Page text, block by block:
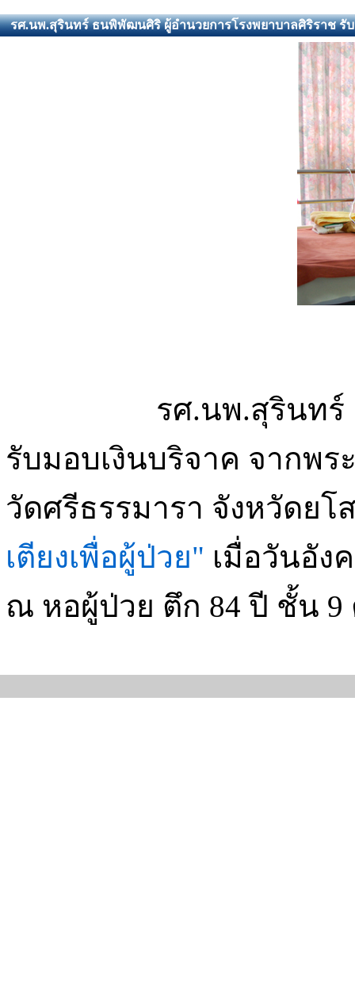
รศ.นพ.สุรินทร์ ธนพิพัฒนศิริ ผู้อำนวยการโรงพยาบาลศิริราช รั
รศ.นพ.สุรินทร์ ธนพิ
รับมอบเงินบริจาค จากพ
วัดศรีธรรมารา จังหวัดย
เตียงเพื่อผู้ป่วย" เมื่อวันอัง
ณ หอผู้ป่วย ตึก 84 ปี ชั้น 9